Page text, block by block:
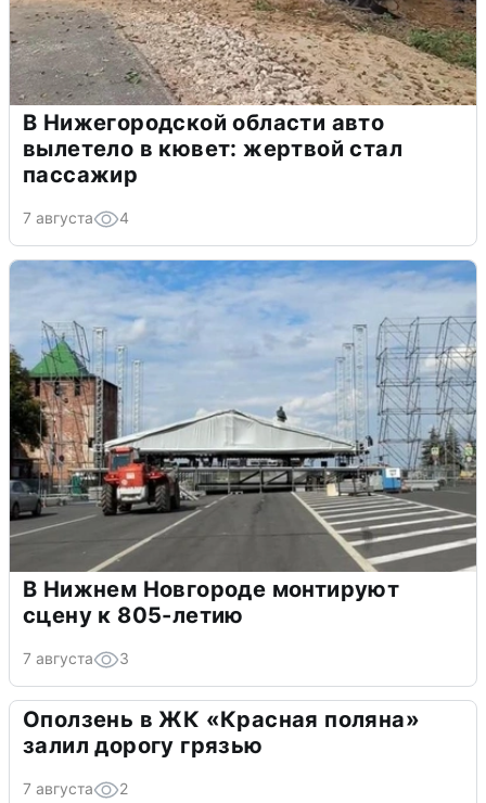
В Нижегородской области авто
вылетело в кювет: жертвой стал
пассажир
7 августа 4
В Нижнем Новгороде монтируют
сцену к 805-летию
7 августа 3
Оползень в ЖК «Красная поляна»
залил дорогу грязью
7 августа 2